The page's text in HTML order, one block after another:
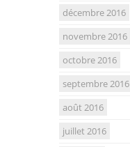
décembre 2016
novembre 2016
octobre 2016
septembre 2016
août 2016
juillet 2016